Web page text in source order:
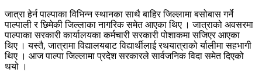
जात्रा हेर्न पाल्पाका विभिन्न स्थानका साथै बाहिर जिल्लामा बसोबास गर्ने
पाल्पाली र छिमेकी जिल्लाका नागरिक समेत आएका थिए । जात्राको अवसरमा
पाल्पाका सरकारी कार्यालयका कर्मचारी सरकारी पोशाकमा सजिएर आएका
थिए । यस्तै, जात्रामा विद्यालयबाट विद्यार्थीलाई रथयात्राको र्यालीमा सहभागी
थिए । आज पाल्पा जिल्लामा प्रदेश सरकारले सार्वजनिक विदा समेत दिएको
थयो ।